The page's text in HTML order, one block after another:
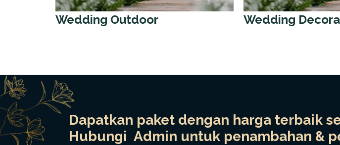
Wedding Outdoor Wedding
Dapatkan paket dengan harga terbaik
Hubungi Admin untuk penambahan &